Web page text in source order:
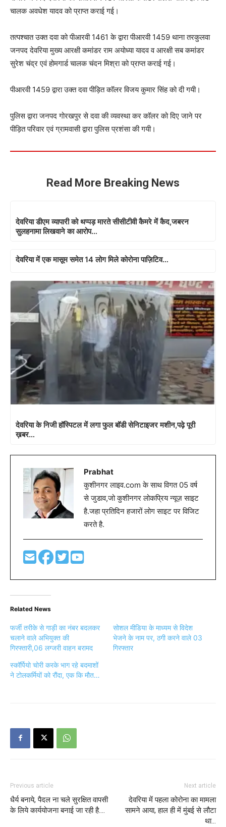
चालक अवधेश यादव को प्राप्त कराई गई।
तत्पश्चात उक्त दवा को पीआरवी 1461 के द्वारा पीआरवी 1459 थाना तरकुलवा
जनपद देवरिया मुख्य आरक्षी कमांडर राम अयोध्या यादव व आरक्षी सब कमांडर
सुरेश चंद्र एवं होमगार्ड चालक चंदन मिश्रा को प्राप्त कराई गई।
पीआरवी 1459 द्वारा उक्त दवा पीड़ित कॉलर विजय कुमार सिंह को दी गयी।
पुलिस द्वारा जनपद गोरखपुर से दवा की व्यवस्था कर कॉलर को दिए जाने पर
पीड़ित परिवार एवं ग्रामवासी द्वारा पुलिस प्रशंसा की गयी।
Read More Breaking News
देवरिया डीएम व्यापारी को थप्पड़ मारते सीसीटीवी कैमरे में कैद,जबरन
सुलहनामा लिखवाने का आरोप…
देवरिया में एक मासूम समेत 14 लोग मिले कोरोना पाज़िटिव…
देवरिया के निजी हॉस्पिटल में लगा फुल बॉडी सेनिटाइजर मशीन,पढ़े पूरी
ख़बर…
Prabhat
कुशीनगर लाइव.com के साथ विगत 05 वर्ष
से जुडाव,जो कुशीनगर लोकप्रिय न्यूज़ साइट
है.जहा प्रतिदिन हजारों लोग साइट पर विजिट
करते है.
Related News
फर्जी तरीके से गाड़ी का नंबर बदलकर
चलाने वाले अभियुक्त की
गिरफ्तारी,06 लग्जरी वाहन बरामद
सोशल मीडिया के माध्यम से विदेश
भेजने के नाम पर, ठगी करने वाले 03
गिरफ्तार
स्कॉर्पियो चोरी करके भाग रहे बदमाशों
ने टोलकर्मियों को रौंदा, एक कि मौत…
Previous article
धैर्य बनाये, पैदल ना चले सुरक्षित वापसी
के लिये कार्ययोजना बनाई जा रही है….
Next article
देवरिया में पहला कोरोना का मामला
सामने आया, हाल ही में मुंबई से लौटा
था…